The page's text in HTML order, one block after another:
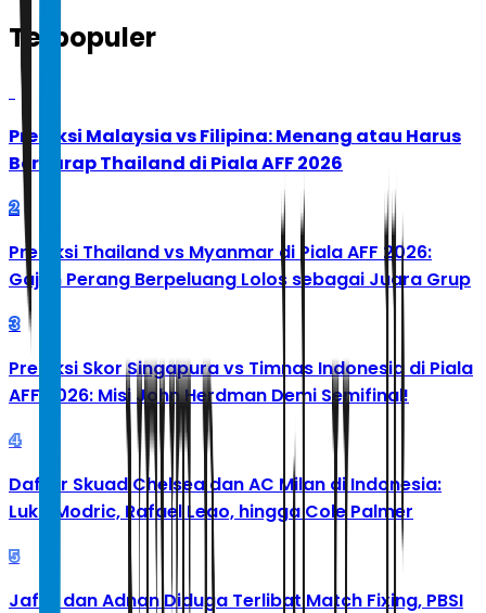
Terpopuler
Prediksi Malaysia vs Filipina: Menang atau Harus
Berharap Thailand di Piala AFF 2026
2
Prediksi Thailand vs Myanmar di Piala AFF 2026:
Gajah Perang Berpeluang Lolos sebagai Juara Grup
3
Prediksi Skor Singapura vs Timnas Indonesia di Piala
AFF 2026: Misi John Herdman Demi Semifinal!
4
Daftar Skuad Chelsea dan AC Milan di Indonesia:
Luka Modric, Rafael Leao, hingga Cole Palmer
5
Jafar dan Adnan Diduga Terlibat Match Fixing, PBSI